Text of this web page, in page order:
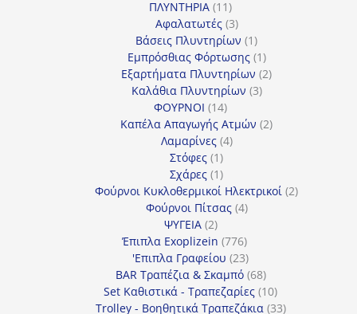
ΠΛΥΝΤΗΡΙΑ 1111
προϊόντα
Αφαλατωτές 33
προϊόντα
Βάσεις Πλυντηρίων 11
προϊόν
Εμπρόσθιας Φόρτωσης 11
προϊόν
Εξαρτήματα Πλυντηρίων 22
Καλάθια Πλυντηρίων 33
ΦΟΥΡΝΟΙ 1414
προϊόντα
Καπέλα Απαγωγής Ατμών 22
Λαμαρίνες 44
Στόφες 11
προϊόν
Σχάρες 11
προϊόν
Φούρνοι Κυκλοθερμικοί Ηλεκτρικοί 22
Φούρνοι Πίτσας 44
ΨΥΓΕΙΑ 22
προϊόντα
Έπιπλα Exoplizein 776776
προϊόντα
'Επιπλα Γραφείου 2323
προϊόντα
BAR Τραπέζια & Σκαμπό 6868
προϊόντα
Set Καθιστικά - Τραπεζαρίες 1010
προϊόντα
Trolley - Βοηθητικά Τραπεζάκια 3333